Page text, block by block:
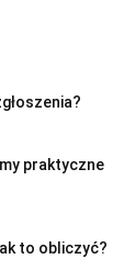
praktyczne
to obliczyć?